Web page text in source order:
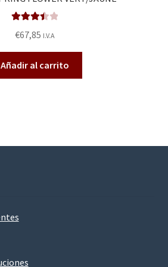
3.50
de 5
€67,85 I.V.A
Añadir al carrito